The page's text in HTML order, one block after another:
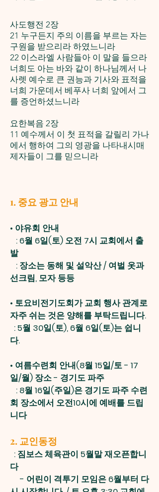
사도행전 2장
21 누구든지 주의 이름을 부르는 자는
구원을 받으리라 하였느니라
22 이스라엘 사람들아 이 말을 들으라
너희도 아는 바와 같이 하나님께서 나
사렛 예수로 큰 권능과 기사와 표적을
너희 가운데서 베푸사 너희 앞에서 그
를 증언하셨느니라
요한복음 2장
11 예수께서 이 첫 표적을 갈릴리 가나
에서 행하여 그의 영광을 나타내시매
제자들이 그를 믿으니라
1. 중요 광고 안내
• 야유회 안내
: 6월 6일(토) 오전 7시 교회에서 출
발
: 장소는 동해 및 설악산 / 여벌 옷과
선크림, 모자 등등
• 토요비전기도회가 교회 행사 관계로
자주 쉬는 것은 양해를 부탁드립니다.
: 5월 30일(토), 6월 6일(토)는 쉽니
다.
• 여름수련회 안내(8월 15일/토 - 17
일/월) 장소 - 경기도 파주
: 8월 16일(주일)은 경기도 파주 수련
회 장소에서 오전10시에 예배를 드립
니다
2. 교인동정
: 짐보스 체육관이 5월말 재오픈합니
다
- 어린이 격투기 모임은 6월부터 다